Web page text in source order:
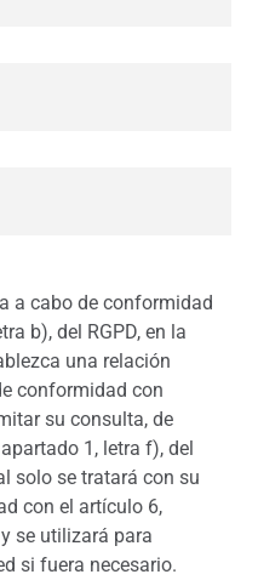
a cabo de conformidad
b), del RGPD, en la
una relación
conformidad con
su consulta, de
1, letra f), del
solo se tratará con su
con el artículo 6,
se utilizará para
si fuera necesario.